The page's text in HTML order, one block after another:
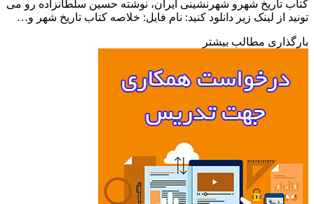
تاریخ شهرو شهرنشینی ایران، نوشته حسین سلطانزاده رو می
از لینک زیر دانلود کنید: نام فایل: خلاصه کتاب تاریخ شهر و…
مطالب بیشتر